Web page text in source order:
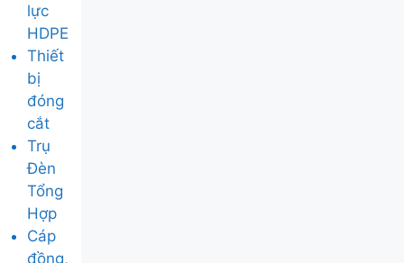
lực
HDPE
Thiết
bị
đóng
cắt
Trụ
Đèn
Tổng
Hợp
Cáp
đồng,